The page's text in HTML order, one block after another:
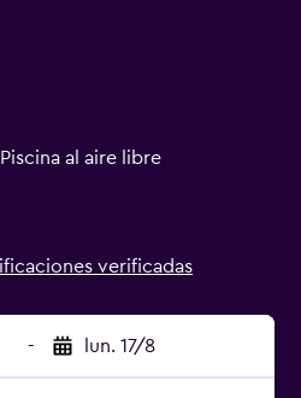
al aire libre
verificadas
- lun. 17/8